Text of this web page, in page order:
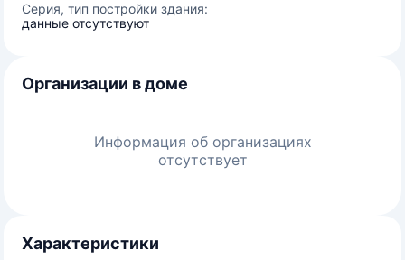
Серия, тип постройки здания:
данные отсутствуют
Организации в доме
Информация об организациях
отсутствует
Характеристики